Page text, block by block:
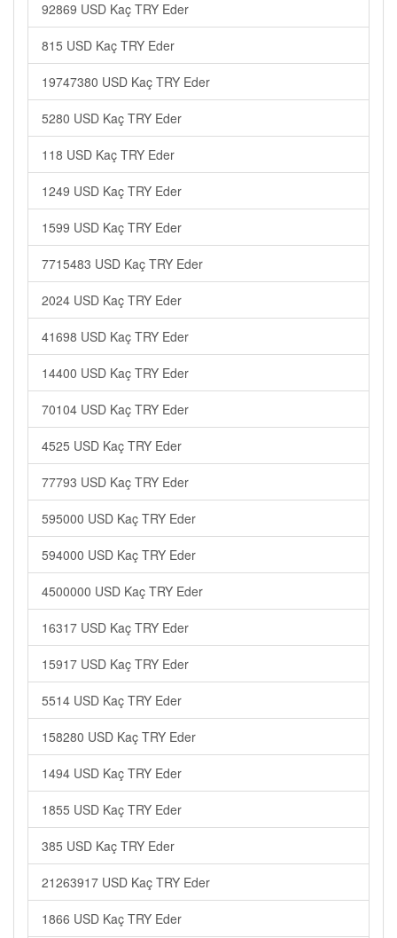
92869 USD Kaç TRY Eder
815 USD Kaç TRY Eder
19747380 USD Kaç TRY Eder
5280 USD Kaç TRY Eder
118 USD Kaç TRY Eder
1249 USD Kaç TRY Eder
1599 USD Kaç TRY Eder
7715483 USD Kaç TRY Eder
2024 USD Kaç TRY Eder
41698 USD Kaç TRY Eder
14400 USD Kaç TRY Eder
70104 USD Kaç TRY Eder
4525 USD Kaç TRY Eder
77793 USD Kaç TRY Eder
595000 USD Kaç TRY Eder
594000 USD Kaç TRY Eder
4500000 USD Kaç TRY Eder
16317 USD Kaç TRY Eder
15917 USD Kaç TRY Eder
5514 USD Kaç TRY Eder
158280 USD Kaç TRY Eder
1494 USD Kaç TRY Eder
1855 USD Kaç TRY Eder
385 USD Kaç TRY Eder
21263917 USD Kaç TRY Eder
1866 USD Kaç TRY Eder